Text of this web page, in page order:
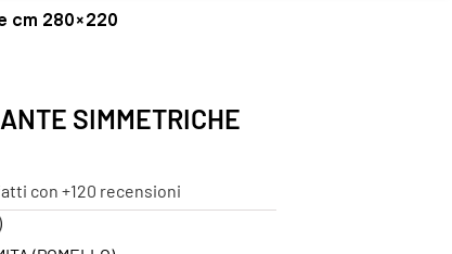
cm 280×220
SIMMETRICHE
con +120 recensioni